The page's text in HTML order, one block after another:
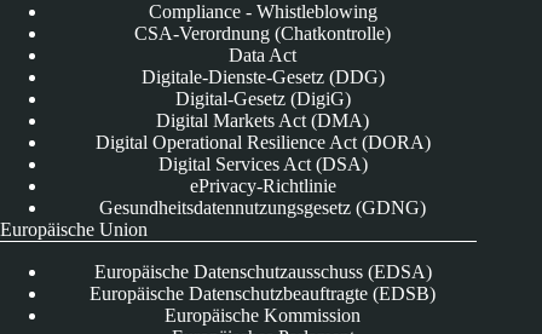
Compliance - Whistleblowing
CSA-Verordnung (Chatkontrolle)
Data Act
Digitale-Dienste-Gesetz (DDG)
Digital-Gesetz (DigiG)
Digital Markets Act (DMA)
Digital Operational Resilience Act (DORA)
Digital Services Act (DSA)
ePrivacy-Richtlinie
Gesundheitsdatennutzungsgesetz (GDNG)
Europäische Union
Europäische Datenschutzausschuss (EDSA)
Europäische Datenschutzbeauftragte (EDSB)
Europäische Kommission